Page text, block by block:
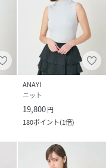
ANAYI
ニット
19,800円
180ポイント(1倍)